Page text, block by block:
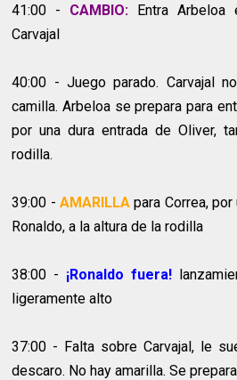
41:00 - CAMBIO: Entra Arbeloa
Carvajal
40:00 - Juego parado. Carvajal
camilla. Arbeloa se prepara para
por una dura entrada de Oliver,
rodilla.
39:00 -AMARILLA para Correa,
Ronaldo, a la altura de la rodilla
38:00 - ¡Ronaldo fuera!
ligeramente alto
37:00 - Falta sobre Carvajal, le
descaro. No hay amarilla. Se